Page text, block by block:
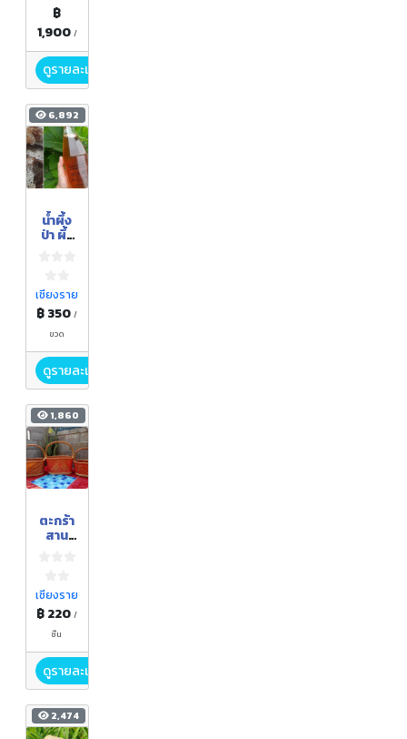
฿
1,900 /
ดูรายละเอียด
6,892
น้ำผึ้ง
ป่า ผึ้ง
750m
l
เชียงราย
฿ 350/
ขวด
ดูรายละเอียด
1,860
ตะกร้า
สาน
เชียงราย
฿ 220/
ชิ้น
ดูรายละเอียด
2,474